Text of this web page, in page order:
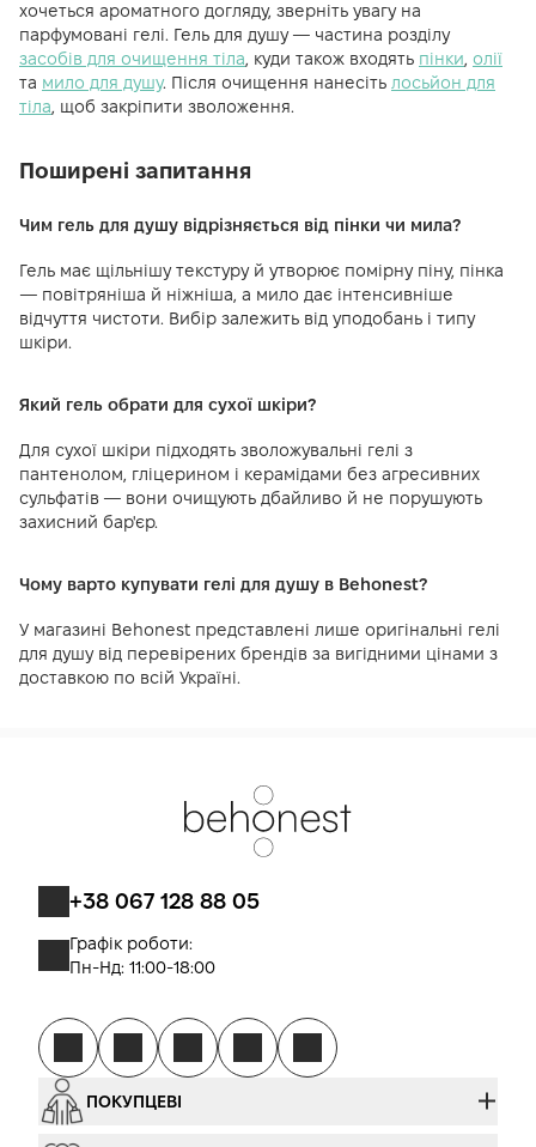
хочеться ароматного догляду, зверніть увагу на
парфумовані гелі. Гель для душу — частина розділу
засобів для очищення тіла, куди також входять пінки, олії
та мило для душу. Після очищення нанесіть лосьйон для
тіла, щоб закріпити зволоження.
Поширені запитання
Чим гель для душу відрізняється від пінки чи мила?
Гель має щільнішу текстуру й утворює помірну піну, пінка
— повітряніша й ніжніша, а мило дає інтенсивніше
відчуття чистоти. Вибір залежить від уподобань і типу
шкіри.
Який гель обрати для сухої шкіри?
Для сухої шкіри підходять зволожувальні гелі з
пантенолом, гліцерином і керамідами без агресивних
сульфатів — вони очищують дбайливо й не порушують
захисний бар'єр.
Чому варто купувати гелі для душу в Behonest?
У магазині Behonest представлені лише оригінальні гелі
для душу від перевірених брендів за вигідними цінами з
доставкою по всій Україні.
+38 067 128 88 05
Графік роботи:
Пн-Нд: 11:00-18:00
ПОКУПЦЕВІ